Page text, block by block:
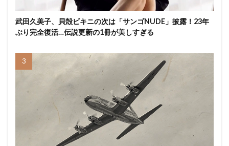
武田久美子、貝殻ビキニの次は「サンゴNUDE」披露！23年
ぶり完全復活…伝説更新の1冊が美しすぎる